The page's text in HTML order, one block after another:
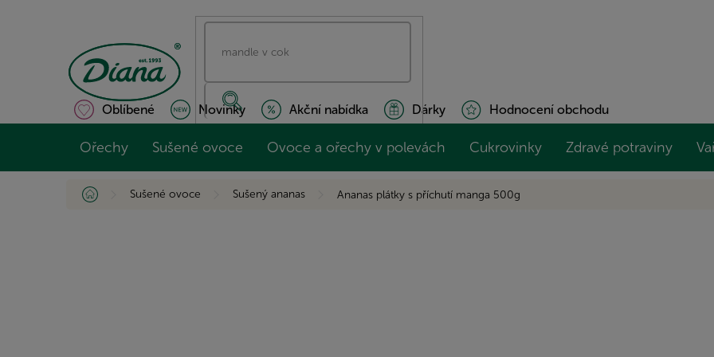
Oblíbené Novinky Akční nabídka Dárky Hodnocení obchodu
Ořechy Sušené ovoce Ovoce a ořechy v polevách Cukrovinky Zdravé potraviny
Domů Sušené ovoce Sušený ananas Ananas plátky s příchutí manga 500g